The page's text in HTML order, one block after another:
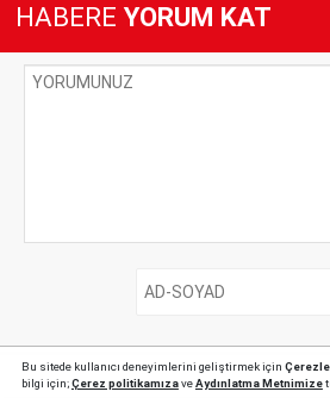
HABERE YORUM KAT
Bu sitede kullanıcı deneyimlerini geliştirmek için
bilgi için;Çerez politikamızaveAydınlatma Metnimize